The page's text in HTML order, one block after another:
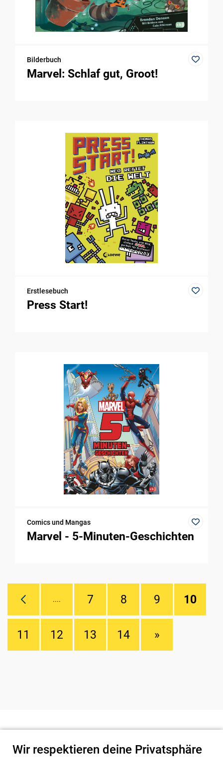
Bilderbuch
Marvel: Schlaf gut, Groot!
Erstlesebuch
Press Start!
Comics und Mangas
Marvel - 5-Minuten-Geschichten
.... 7 8 9 10
11 12 13 14 »
Wir respektieren deine Privatsphäre